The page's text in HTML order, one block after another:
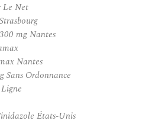
Le Net
mg Nantes
Nantes
Ordonnance
États-Unis